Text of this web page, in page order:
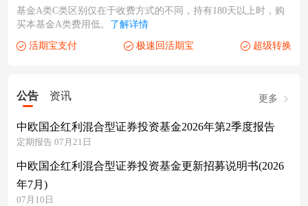
基金A类C类区别仅在于收费方式的不同，持有180天以上时，购
买本基金A类费用低。 了解详情
活期宝支付 极速回活期宝 超级转换
公告 资讯 更多
中欧国企红利混合型证券投资基金2026年第2季度报告
定期报告 07月21日
中欧国企红利混合型证券投资基金更新招募说明书(2026
年7月)
07月10日